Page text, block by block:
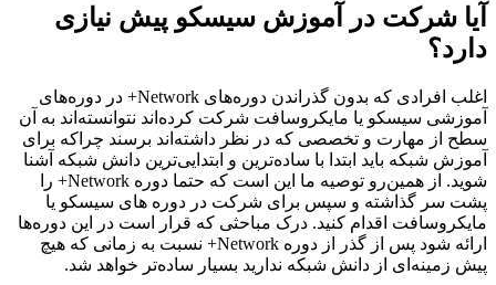
آیا شرکت در آموزش سیسکو پیش نیازی
دارد؟
اغلب افرادی که بدون گذراندن دوره‌های Network+ در دوره‌های
آموزشی سیسکو یا مایکروسافت شرکت کرده‌اند نتوانسته‌اند به آن
سطح از مهارت و تخصصی که در نظر داشته‌اند برسند چراکه برای
آموزش شبکه باید ابتدا با ساده‌ترین و ابتدایی‌ترین دانش شبکه آشنا
شوید. از همین‌رو توصیه ما این است که حتما دوره‌ Network+ را
پشت سر گذاشته و سپس برای شرکت در دوره های سیسکو یا
مایکروسافت اقدام کنید. درک مباحثی که قرار است در این دوره‌ها
ارائه شود پس از گذر از دوره Network+ نسبت به زمانی که هیچ
پیش زمینه‌‌ای از دانش شبکه ندارید بسیار ساده‌تر خواهد شد.